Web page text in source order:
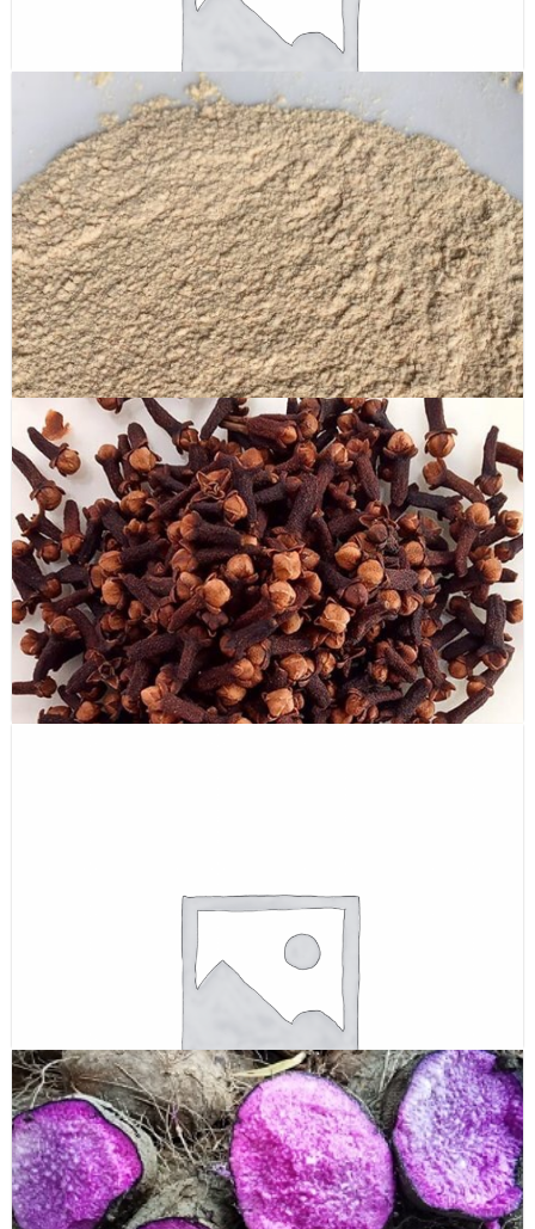
Bột củ mài, Bột hoài sơn ( Chinese yam powder )
Bột Củ hành (Onion powder)
Nụ đinh hương (Whole clove)